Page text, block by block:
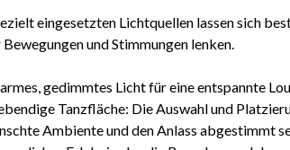
eingesetzten Lichtquellen lassen sich
und Stimmungen lenken.
gedimmtes Licht für eine entspannte
Tanzfläche: Die Auswahl und
Ambiente und den Anlass abgestimmt